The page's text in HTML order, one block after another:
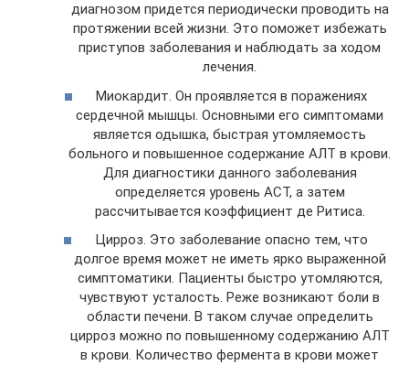
диагнозом придется периодически проводить на
протяжении всей жизни. Это поможет избежать
приступов заболевания и наблюдать за ходом
лечения.
Миокардит. Он проявляется в поражениях
сердечной мышцы. Основными его симптомами
является одышка, быстрая утомляемость
больного и повышенное содержание АЛТ в крови.
Для диагностики данного заболевания
определяется уровень АСТ, а затем
рассчитывается коэффициент де Ритиса.
Цирроз. Это заболевание опасно тем, что
долгое время может не иметь ярко выраженной
симптоматики. Пациенты быстро утомляются,
чувствуют усталость. Реже возникают боли в
области печени. В таком случае определить
цирроз можно по повышенному содержанию АЛТ
в крови. Количество фермента в крови может